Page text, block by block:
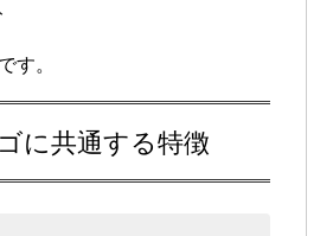
す。
に共通する特徴